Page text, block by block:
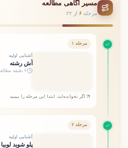
مسیر آگاهی مطالعه
مرحله۶ از ۲۲
مرحله ۱
آشنایی اولیه
آش رشته
۲ دقیقه مطالعه
اگر نخوانده‌اید، ابتدا این مرحله را ببینید
مرحله ۲
آشنایی اولیه
پلو شوید لوبیا